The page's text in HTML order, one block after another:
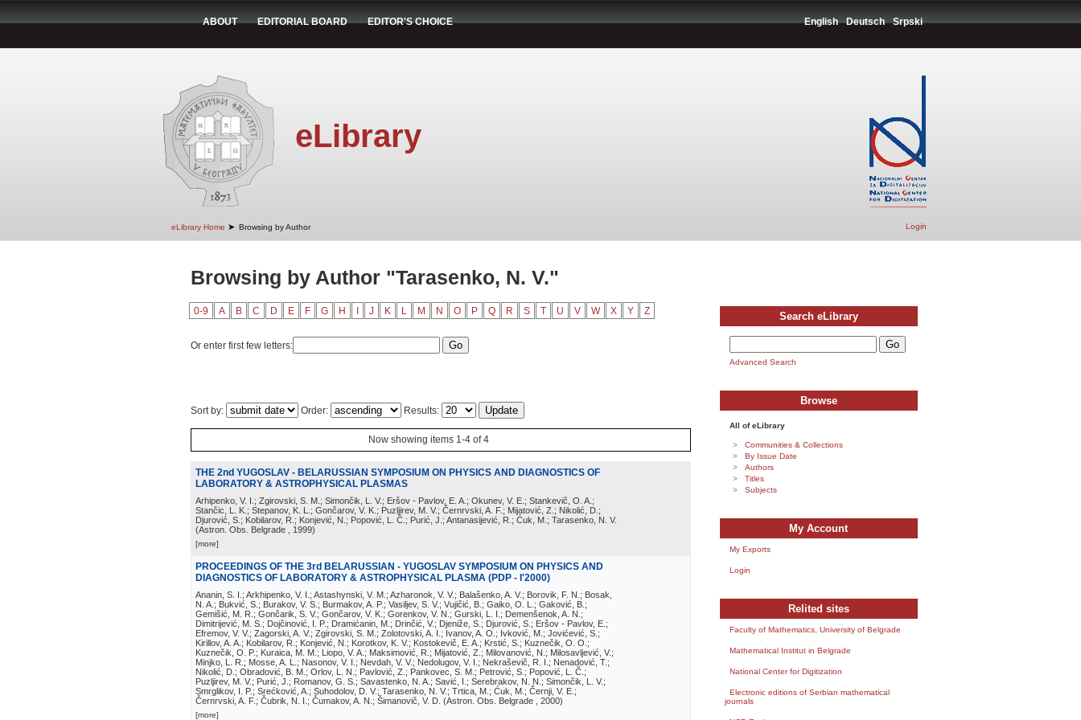
ABOUT EDITORIAL BOARD EDITOR'S CHOICE English Deutsch Srpski
eLibrary
eLibrary Home ➤ Browsing by Author Login
Browsing by Author "Tarasenko, N. V."
0-9 A B C D E F G H J K L M N O P Q R S T U V W X Y Z
Or enter first few letters:
Sort by: Order: Results:
Now showing items 1-4 of 4
THE 2nd YUGOSLAV - BELARUSSIAN SYMPOSIUM ON PHYSICS AND DIAGNOSTICS OF
LABORATORY & ASTROPHYSICAL PLASMAS
Arhipenko, V. I.; Zgirovski, S. M.; Simončik, L. V.; Eršov - Pavlov, E. A.; Okunev, V. E.; Stankevič, O. A.;
Stančic, L. K.; Stepanov, K. L.; Gončarov, V. K.; Puzljirev, M. V.; Černrvski, A. F.; Mijatović, Z.; Nikolić, D.;
Djurović, S.; Kobilarov, R.; Konjević, N.; Popović, L. Č.; Purić, J.; Antanasijević, R.; Ćuk, M.; Tarasenko, N. V.
(Astron. Obs. Belgrade , 1999)
[more]
PROCEEDINGS OF THE 3rd BELARUSSIAN - YUGOSLAV SYMPOSIUM ON PHYSICS AND
DIAGNOSTICS OF LABORATORY & ASTROPHYSICAL PLASMA (PDP - I'2000)
Ananin, S. I.; Arkhipenko, V. I.; Astashynski, V. M.; Azharonok, V. V.; Balašenko, A. V.; Borovik, F. N.; Bosak,
N. A.; Bukvić, S.; Burakov, V. S.; Burmakov, A. P.; Vasiljev, S. V.; Vujičić, B.; Gaiko, O. L.; Gaković, B.;
Gemišić, M. R.; Gončarik, S. V.; Gončarov, V. K.; Gorenkov, V. N.; Gurski, L. I.; Demenšenok, A. N.;
Dimitrijević, M. S.; Dojčinović, I. P.; Dramićanin, M.; Drinčić, V.; Djeniže, S.; Djurović, S.; Eršov - Pavlov, E.;
Efremov, V. V.; Zagorski, A. V.; Zgirovski, S. M.; Zolotovski, A. I.; Ivanov, A. O.; Ivković, M.; Jovićević, S.;
Kirillov, A. A.; Kobilarov, R.; Konjević, N.; Korotkov, K. V.; Kostokevič, E. A.; Krstić, S.; Kuznečik, O. O.;
Kuznečik, O. P.; Kuraica, M. M.; Liopo, V. A.; Maksimović, R.; Mijatović, Z.; Milovanović, N.; Milosavljević, V.;
Minjko, L. R.; Mosse, A. L.; Nasonov, V. I.; Nevdah, V. V.; Nedolugov, V. I.; Nekraševič, R. I.; Nenadović, T.;
Nikolić, D.; Obradović, B. M.; Orlov, L. N.; Pavlović, Z.; Pankovec, S. M.; Petrović, S.; Popović, L. Č.;
Puzljirev, M. V.; Purić, J.; Romanov, G. S.; Savastenko, N. A.; Savić, I.; Serebrakov, N. N.; Simončik, L. V.;
Smrglikov, I. P.; Srećković, A.; Suhodolov, D. V.; Tarasenko, N. V.; Trtica, M.; Ćuk, M.; Černji, V. E.;
Černrvski, A. F.; Čubrik, N. I.; Čumakov, A. N.; Šimanovič, V. D. (Astron. Obs. Belgrade , 2000)
[more]
Search eLibrary
Advanced Search
Browse
All of eLibrary
Communities & Collections
By Issue Date
Authors
Titles
Subjects
My Account
My Exports
Login
Relited sites
Faculty of Mathematics, University of Belgrade
Mathematical Institut in Belgrade
National Center for Digitization
Electronic editions of Serbian mathematical
journals